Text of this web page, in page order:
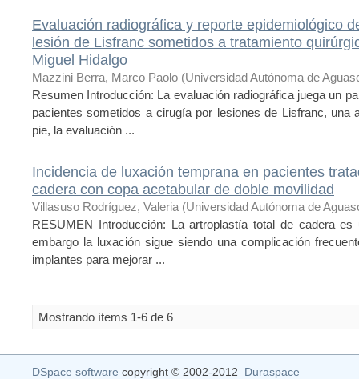
Evaluación radiográfica y reporte epidemiológico
lesión de Lisfranc sometidos a tratamiento
Miguel Hidalgo
Mazzini Berra, Marco Paolo (Universidad Autónoma de
Resumen Introducción: La evaluación radiográfica juega un
pacientes sometidos a cirugía por lesiones de Lisfranc, una
pie, la evaluación ...
Incidencia de luxación temprana en pacientes
cadera con copa acetabular de doble movilidad
Villasuso Rodríguez, Valeria (Universidad Autónoma de
RESUMEN Introducción: La artroplastía total de cadera
embargo la luxación sigue siendo una complicación
implantes para mejorar ...
Mostrando ítems 1-6 de 6
DSpace software copyright © 2002-2012 Duraspace